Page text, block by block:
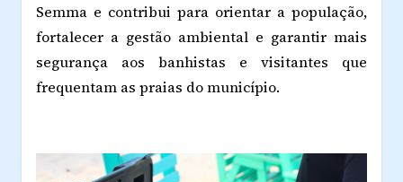
Semma e contribui para orientar a população,
fortalecer a gestão ambiental e garantir mais
segurança aos banhistas e visitantes que
frequentam as praias do município.